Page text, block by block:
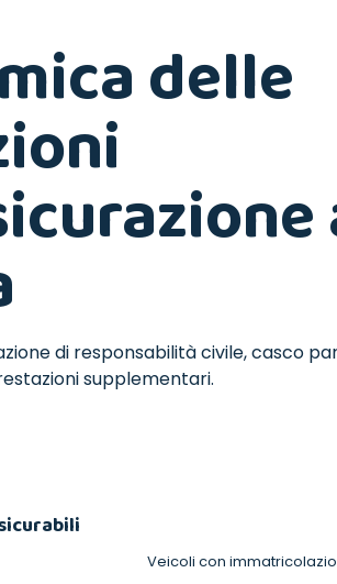
delle
di responsabilità civile, casco
supplementari.
Veicoli con